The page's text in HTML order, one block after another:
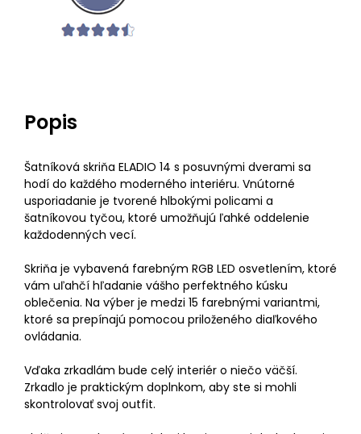
Popis
Šatníková skriňa ELADIO 14 s posuvnými dverami sa
hodí do každého moderného interiéru. Vnútorné
usporiadanie je tvorené hlbokými policami a
šatníkovou tyčou, ktoré umožňujú ľahké oddelenie
každodenných vecí.
Skriňa je vybavená farebným RGB LED osvetlením, ktoré
vám uľahčí hľadanie vášho perfektného kúsku
oblečenia. Na výber je medzi 15 farebnými variantmi,
ktoré sa prepínajú pomocou priloženého diaľkového
ovládania.
Vďaka zrkadlám bude celý interiér o niečo väčší.
Zrkadlo je praktickým doplnkom, aby ste si mohli
skontrolovať svoj outfit.